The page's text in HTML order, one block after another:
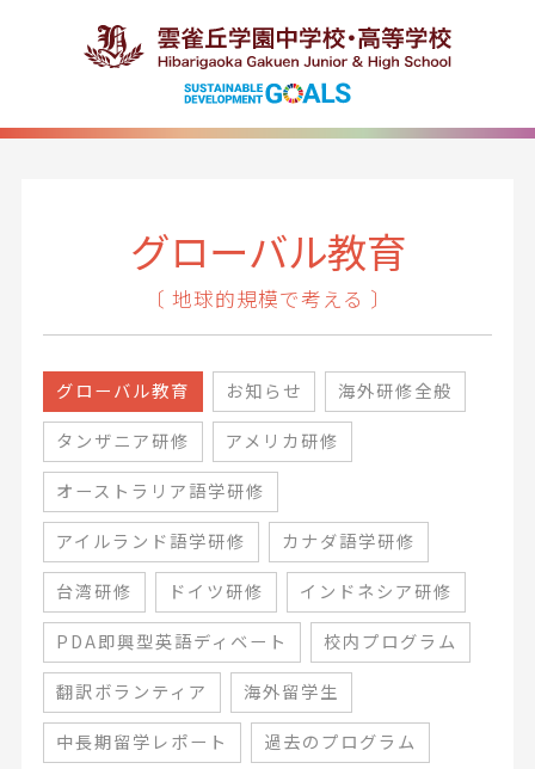
グローバル教育
〔 地球的規模で考える 〕
グローバル教育 お知らせ
海外研修全般
タンザニア研修
アメリカ研修
オーストラリア語学研修
アイルランド語学研修
カナダ語学研修
台湾研修
ドイツ研修
インドネシア研修
PDA即興型英語ディベート
校内プログラム
翻訳ボランティア
海外留学生
中長期留学レポート
過去のプログラム